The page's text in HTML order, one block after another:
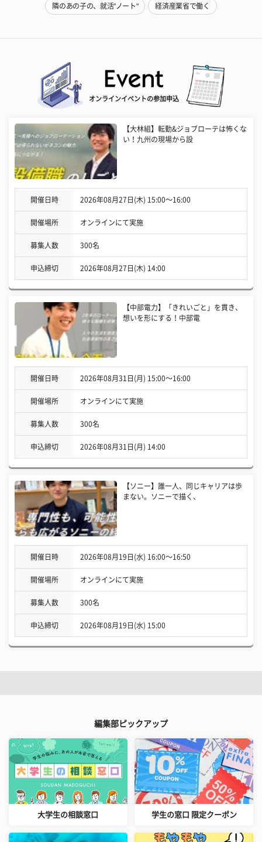
隣のあの子の、就活"ノート" 経済産業省で働く
オンラインイベントの参加申込
【大林組】転勤&ジョブローテは怖くな
い！九州の現場から設
開催日時 2026年08月27日(木) 15:00〜16:00
開催場所 オンラインにて実施
募集人数 300名
申込締切 2026年08月27日(木) 14:00
【中部電力】「きれいごと」を貫き、
想いを形にする！中部電
開催日時 2026年08月31日(月) 15:00〜16:00
開催場所 オンラインにて実施
募集人数 300名
申込締切 2026年08月31日(月) 14:00
【ソニー】誰一人、同じキャリアは歩
まない。ソニーで描く、
開催日時 2026年08月19日(水) 16:00〜16:50
開催場所 オンラインにて実施
募集人数 300名
申込締切 2026年08月19日(水) 15:00
編集部ピックアップ
大学生の相談窓口 学生の窓口 限定クーポン